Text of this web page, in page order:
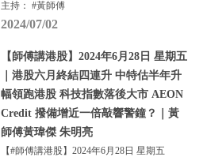
主持： #黃師傅
2024/07/02
【師傅講港股】2024年6月28日 星期五
｜港股六月終結四連升 中特估半年升
幅領跑港股 科技指數落後大市 AEON
Credit 撥備增近一倍敲響警鐘？｜黃
師傅黃瑋傑 朱明亮
【#師傅講港股】2024年6月28日 星期五